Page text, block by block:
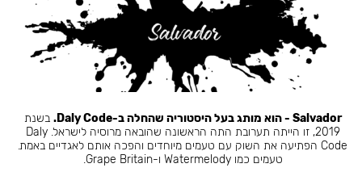
Salvador - הוא מותג בעל היסטוריה שהחלה ב-Daly Code.
בשנת
2019, זו הייתה תערובת התה הראשונה שהובאה מרוסיה לישראל. Daly
Code הפתיעה את השוק עם טעמים מיוחדים והפכה אותם לאגדיים באמת.
טעמים כמו Watermelody ו-Grape Britain.